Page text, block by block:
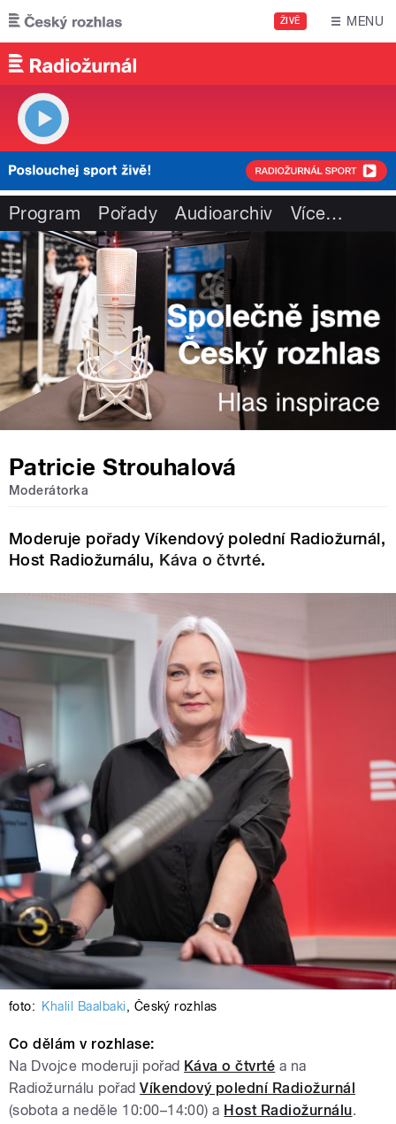
Přejít k hlavnímu obsahu
ŽIVĚ MENU
Program Pořady Audioarchiv Více…
Patricie Strouhalová
Moderátorka
Moderuje pořady Víkendový polední Radiožurnál,
Host Radiožurnálu, Káva o čtvrté.
foto: Khalil Baalbaki, Český rozhlas
Co dělám v rozhlase:
Na Dvojce moderuji pořad Káva o čtvrté a na
Radiožurnálu pořadVíkendový polední Radiožurnál
(sobota a neděle 10:00–14:00) a Host Radiožurnálu.